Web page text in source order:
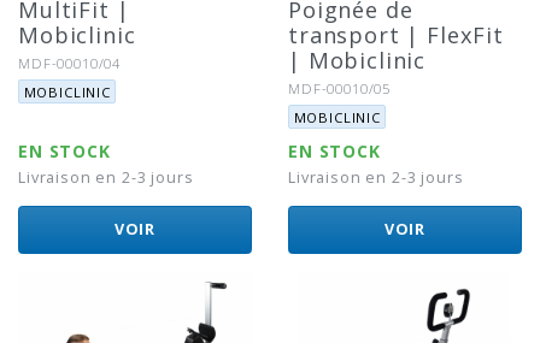
MultiFit |
Mobiclinic
Référence:
MDF-00010/04
Marque:
MOBICLINIC
EN STOCK
Livraison en 2-3 jours
VOIR
Poignée de
transport | FlexFit
| Mobiclinic
Référence:
MDF-00010/05
Marque:
MOBICLINIC
EN STOCK
Livraison en 2-3 jours
VOIR